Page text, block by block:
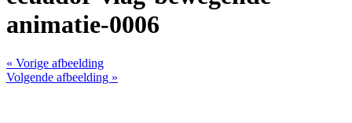
animatie-0006
« Vorige afbeelding
Volgende afbeelding »